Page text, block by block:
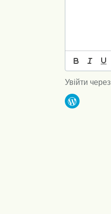
Увійти через